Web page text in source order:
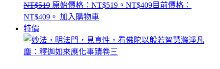
NT$519 原始價格：NT$519。 NT$409目前價格：
NT$409。 加入購物車
特價